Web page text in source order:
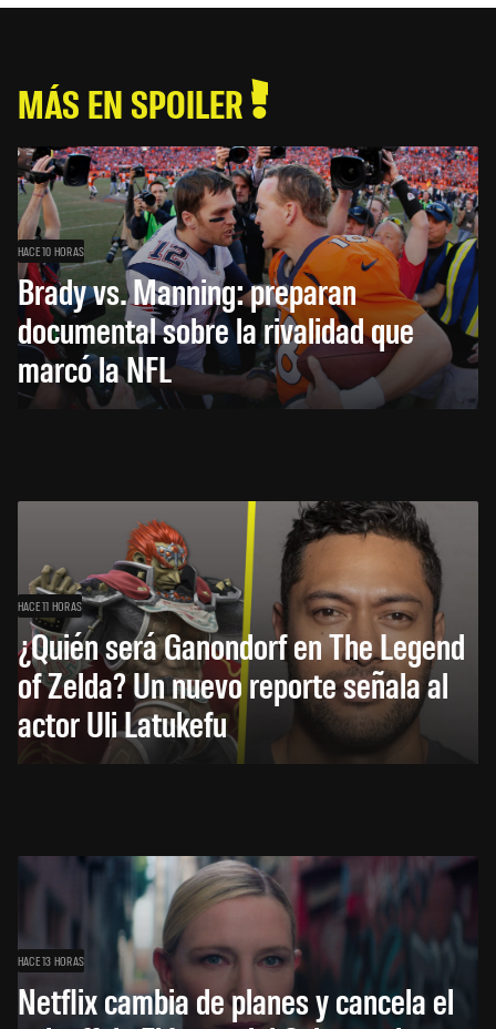
MÁS EN SPOILER
HACE 10 HORAS
Brady vs. Manning: preparan
documental sobre la rivalidad que
marcó la NFL
HACE 11 HORAS
¿Quién será Ganondorf en The Legend
of Zelda? Un nuevo reporte señala al
actor Uli Latukefu
HACE 13 HORAS
Netflix cambia de planes y cancela el